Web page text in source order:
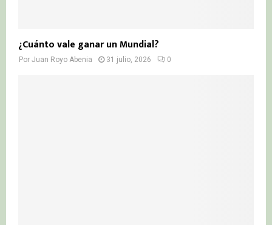
¿Cuánto vale ganar un Mundial?
Por Juan Royo Abenia 31 julio, 2026 0